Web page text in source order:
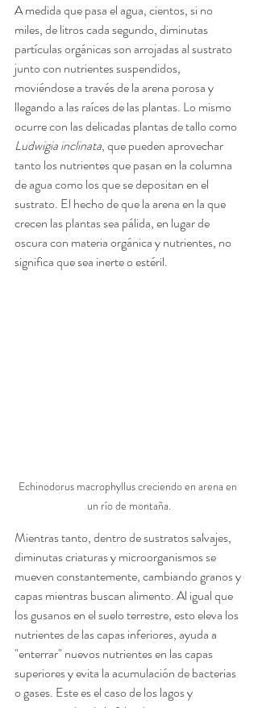
A medida que pasa el agua, cientos, si no
miles, de litros cada segundo, diminutas
partículas orgánicas son arrojadas al sustrato
junto con nutrientes suspendidos,
moviéndose a través de la arena porosa y
llegando a las raíces de las plantas. Lo mismo
ocurre con las delicadas plantas de tallo como
Ludwigia inclinata, que pueden aprovechar
tanto los nutrientes que pasan en la columna
de agua como los que se depositan en el
sustrato. El hecho de que la arena en la que
crecen las plantas sea pálida, en lugar de
oscura con materia orgánica y nutrientes, no
significa que sea inerte o estéril.
Echinodorus macrophyllus creciendo en arena en
un río de montaña.
Mientras tanto, dentro de sustratos salvajes,
diminutas criaturas y microorganismos se
mueven constantemente, cambiando granos y
capas mientras buscan alimento. Al igual que
los gusanos en el suelo terrestre, esto eleva los
nutrientes de las capas inferiores, ayuda a
"enterrar" nuevos nutrientes en las capas
superiores y evita la acumulación de bacterias
o gases. Este es el caso de los lagos y